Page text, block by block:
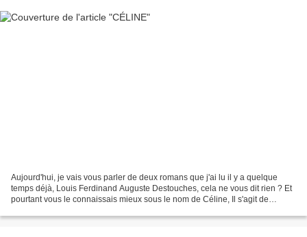
Aujourd'hui, je vais vous parler de deux romans que j'ai lu il y a quelque
temps déjà, Louis Ferdinand Auguste Destouches, cela ne vous dit rien ? Et
pourtant vous le connaissais mieux sous le nom de Céline, Il s'agit de